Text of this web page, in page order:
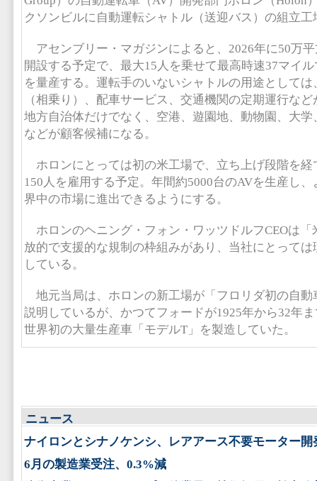
クソンビルに自動運転シャトル（送迎バス）の組立
アセンブリー・マガジンによると、2026年に50万
開設する予定で、最大15人を乗せて最高時速37マイ
を量産する。運転手のいないシャトルの用途として
（相乗り）、配車サービス、交通機関の定期運行な
地方自治体だけでなく、空港、遊園地、動物園、大
などが顧客候補になる。
ホロンにとっては初の米工場で、立ち上げ段階を経
150人を雇用する予定。年間約5000台のAVを生産し
界中の市場に進出できるようにする。
ホロンのヘニング・フォン・ワッツドルフCEOは「
放的で支援的な規制の枠組みがあり、当社にとって
している。
地元当局は、ホロンの新工場が「フロリダ初の自動
説明しているが、かつてフォードが1925年から32年
世界初の大量生産車「モデルT」を製造していた。
ニュース
ナイロンとシナノケンシ、レアアース不要モーター開
6月の製造業受注、0.3%減